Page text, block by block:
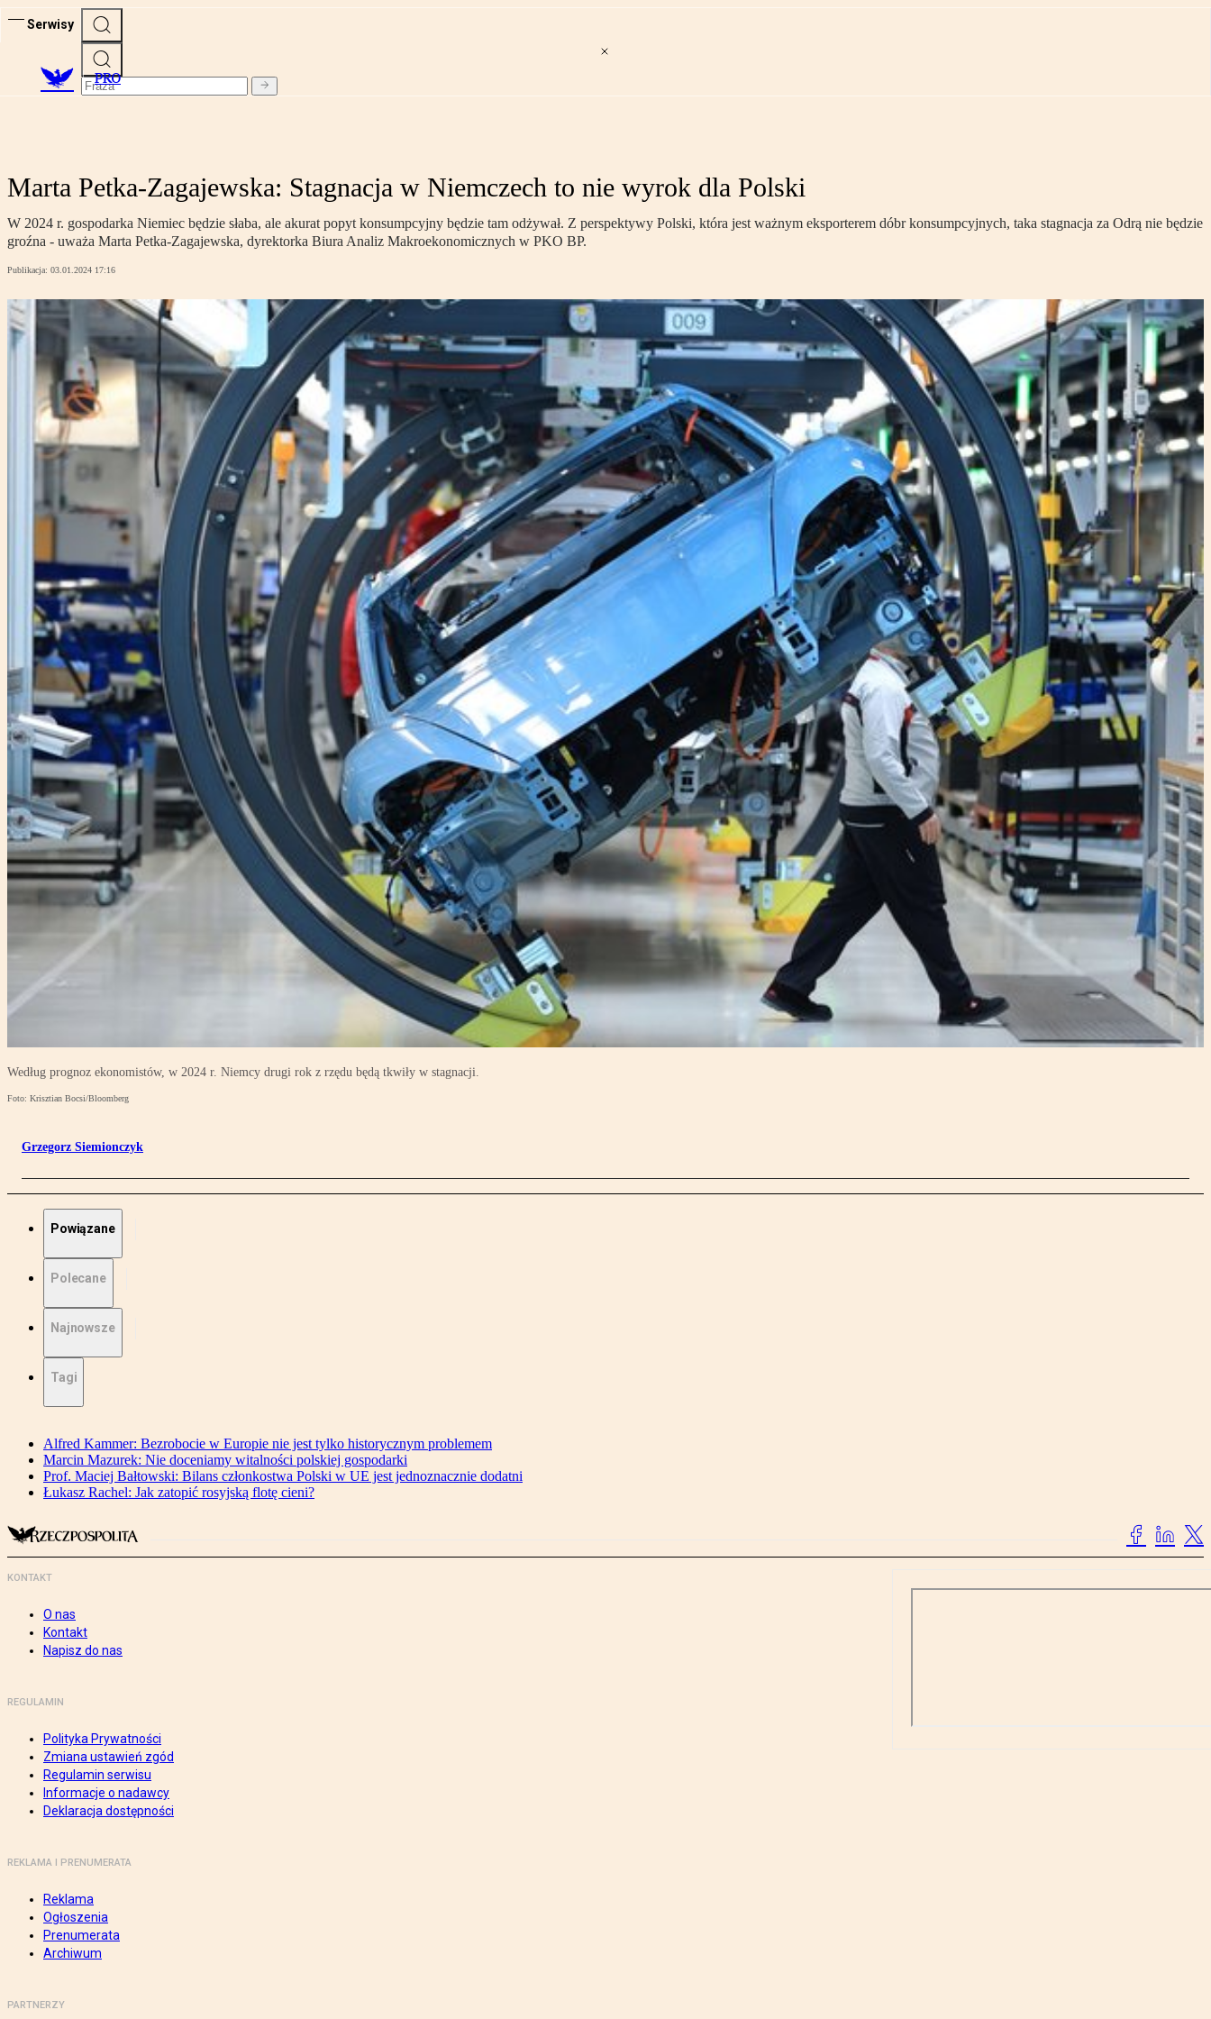
Serwisy
PRO
Marta Petka-Zagajewska: Stagnacja w Niemczech to nie wyrok dla Polski
W 2024 r. gospodarka Niemiec będzie słaba, ale akurat popyt konsumpcyjny będzie tam odżywał. Z perspektywy Polski, która jest ważnym eksporterem dóbr konsumpcyjnych, taka stagnacja za Odrą nie będzie
groźna - uważa Marta Petka-Zagajewska, dyrektorka Biura Analiz Makroekonomicznych w PKO BP.
Publikacja: 03.01.2024 17:16
Według prognoz ekonomistów, w 2024 r. Niemcy drugi rok z rzędu będą tkwiły w stagnacji.
Foto: Krisztian Bocsi/Bloomberg
Grzegorz Siemionczyk
Powiązane
Polecane
Najnowsze
Tagi
Alfred Kammer: Bezrobocie w Europie nie jest tylko historycznym problemem
Marcin Mazurek: Nie doceniamy witalności polskiej gospodarki
Prof. Maciej Bałtowski: Bilans członkostwa Polski w UE jest jednoznacznie dodatni
Łukasz Rachel: Jak zatopić rosyjską flotę cieni?
KONTAKT
O nas
Kontakt
Napisz do nas
REGULAMIN
Polityka Prywatności
Zmiana ustawień zgód
Regulamin serwisu
Informacje o nadawcy
Deklaracja dostępności
REKLAMA I PRENUMERATA
Reklama
Ogłoszenia
Prenumerata
Archiwum
PARTNERZY